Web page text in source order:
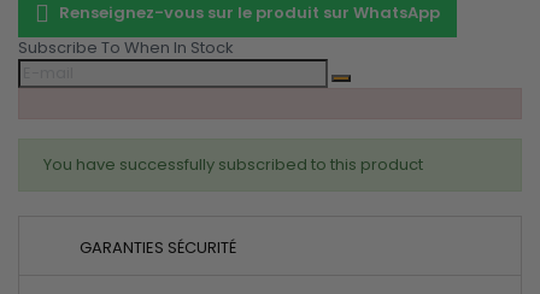
Renseignez-vous sur le produit sur WhatsApp
Subscribe To When In Stock
You have successfully subscribed to this product
GARANTIES SÉCURITÉ